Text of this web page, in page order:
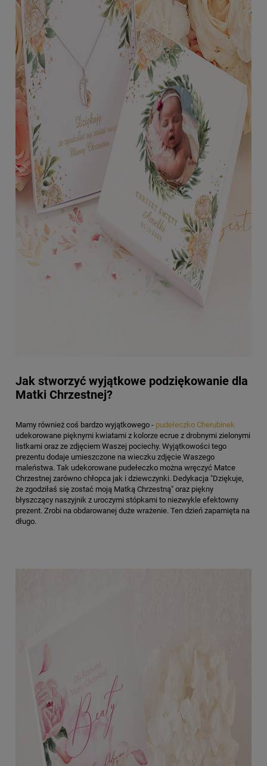
Jak stworzyć wyjątkowe podziękowanie dla
Matki Chrzestnej?
Mamy również coś bardzo wyjątkowego - pudełeczko Cherubinek
udekorowane pięknymi kwiatami z kolorze ecrue z drobnymi zielonymi
listkami oraz ze zdjęciem Waszej pociechy. Wyjątkowości tego
prezentu dodaje umieszczone na wieczku zdjęcie Waszego
maleństwa. Tak udekorowane pudełeczko można wręczyć Matce
Chrzestnej zarówno chłopca jak i dziewczynki. Dedykacja "Dziękuje,
że zgodziłaś się zostać moją Matką Chrzestną" oraz piękny
błyszczący naszyjnik z uroczymi stópkami to niezwykle efektowny
prezent. Zrobi na obdarowanej duże wrażenie. Ten dzień zapamięta na
długo.